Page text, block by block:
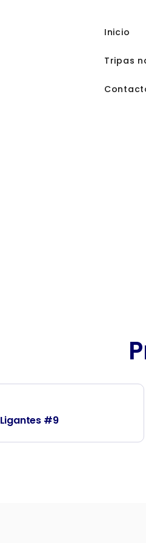
Inicio
Tripas
Ligantes #9